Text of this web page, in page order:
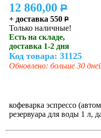
12 860,00 P
+ доставка 550 P
Только наличные!
Есть на складе,
доставка 1-2 дня
Код товара: 31125
Обновлено: больше 30
кофеварка эспрессо
резервуара для воды 1 л,